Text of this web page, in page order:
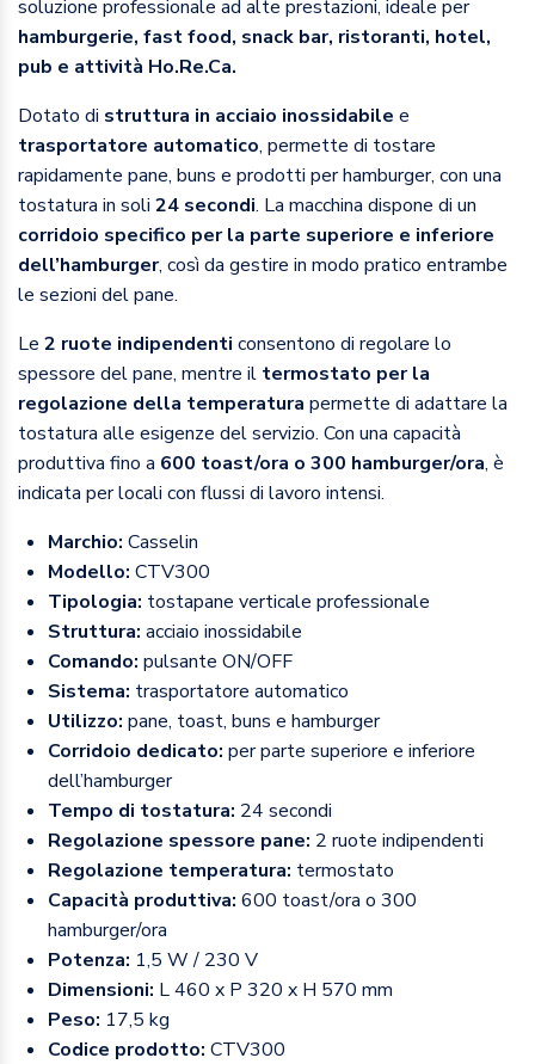
soluzione professionale ad alte prestazioni, ideale per
hamburgerie, fast food, snack bar, ristoranti, hotel,
pub e attività Ho.Re.Ca.
Dotato di struttura in acciaio inossidabile e
trasportatore automatico, permette di tostare
rapidamente pane, buns e prodotti per hamburger, con una
tostatura in soli 24 secondi. La macchina dispone di un
corridoio specifico per la parte superiore e inferiore
dell’hamburger, così da gestire in modo pratico entrambe
le sezioni del pane.
Le 2 ruote indipendenti consentono di regolare lo
spessore del pane, mentre il termostato per la
regolazione della temperatura permette di adattare la
tostatura alle esigenze del servizio. Con una capacità
produttiva fino a 600 toast/ora o 300 hamburger/ora, è
indicata per locali con flussi di lavoro intensi.
Marchio: Casselin
Modello: CTV300
Tipologia: tostapane verticale professionale
Struttura: acciaio inossidabile
Comando: pulsante ON/OFF
Sistema: trasportatore automatico
Utilizzo: pane, toast, buns e hamburger
Corridoio dedicato: per parte superiore e inferiore
dell’hamburger
Tempo di tostatura: 24 secondi
Regolazione spessore pane: 2 ruote indipendenti
Regolazione temperatura: termostato
Capacità produttiva: 600 toast/ora o 300
hamburger/ora
Potenza: 1,5 W / 230 V
Dimensioni: L 460 x P 320 x H 570 mm
Peso: 17,5 kg
Codice prodotto: CTV300